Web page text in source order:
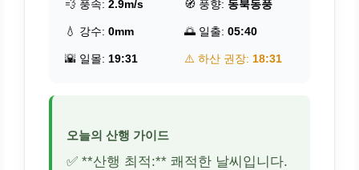
💨 풍속: 2.9m/s 🧭 풍향: 동북동풍
💧 강수: 0mm 🌅 일출: 05:40
🌇 일몰: 19:31 ⚠️ 하산 권장: 18:31
오늘의 산행 가이드
✅ **산행 최적:** 쾌적한 날씨입니다.